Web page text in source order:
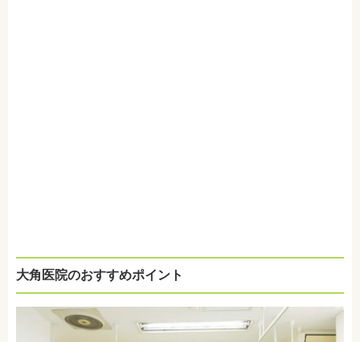
大角医院のおすすめポイント